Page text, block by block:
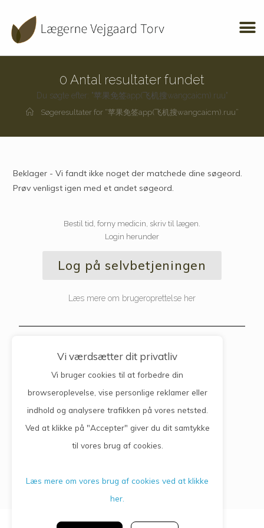
0 Antal resultater fundet
Du søgte efter: "苹果免签app(飞机搜wangcaicm).ruu"
Søgeresultater for“苹果免签app(飞机搜wangcaicm).ruu”
Beklager - Vi fandt ikke noget der matchede dine søgeord.
Prøv venligst igen med et andet søgeord.
Bestil tid, forny medicin, skriv til lægen.
Login herunder
Log på selvbetjeningen
Læs mere om brugeroprettelse her
Kontaktinfo
Lægerne Vejgård Torv
Vejgård Torv 1, 1.
9000 Aalborg
Vi værdsætter dit privatliv
Vi bruger cookies til at forbedre din
browseroplevelse, vise personlige reklamer eller
indhold og analysere trafikken på vores netsted.
Ved at klikke på "Accepter" giver du dit samtykke
til vores brug af cookies.
Læs mere om vores brug af cookies ved at klikke
her.